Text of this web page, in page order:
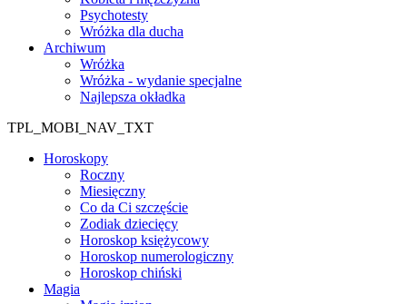
Psychotesty
Wróżka dla ducha
Archiwum
Wróżka
Wróżka - wydanie specjalne
Najlepsza okładka
TPL_MOBI_NAV_TXT
Horoskopy
Roczny
Miesięczny
Co da Ci szczęście
Zodiak dziecięcy
Horoskop księżycowy
Horoskop numerologiczny
Horoskop chiński
Magia